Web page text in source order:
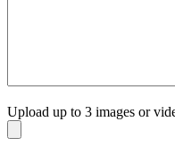
Upload up to 3 images or